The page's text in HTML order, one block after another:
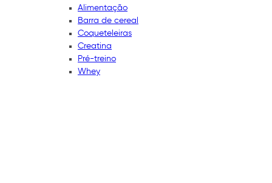
Alimentação
Barra de cereal
Coqueteleiras
Creatina
Pré-treino
Whey